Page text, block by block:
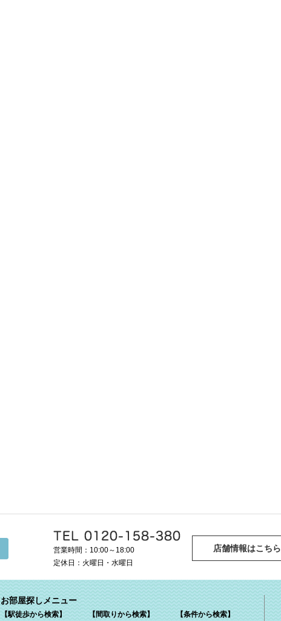
営業時間：10:00～18:00
定休日：火曜日・水曜日
店舗情報はこちら
お部屋探しメニュー
【駅徒歩から検索】 【間取りから検索】 【条件から検索】